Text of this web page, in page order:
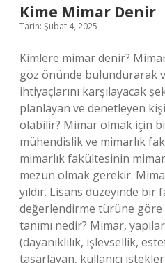
Kime Mimar Denir
Tarih: Şubat 4, 2025
Kimlere mimar denir?
göz önünde bulundurarak
ihtiyaçlarını karşılayacak
planlayan ve denetleyen
olabilir? Mimar olmak için
mühendislik ve mimarlık
mimarlık fakültesinin
mezun olmak gerekir.
yıldır. Lisans düzeyinde bir
değerlendirme türüne göre
tanımı nedir? Mimar,
(dayanıklılık, işlevsellik,
tasarlayan, kullanıcı